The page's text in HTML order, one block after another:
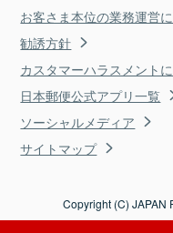
お客さま本位の業務運営
勧誘方針
カスタマーハラスメント
日本郵便公式アプリ一覧
ソーシャルメディア
サイトマップ
Copyright (C) JAPAN